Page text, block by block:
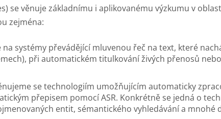
se věnuje základnímu i aplikovanému výzkumu v
zejména:
na systémy převádějící mluvenou řeč na text, které
při automatickém titulkování živých přenosů
se technologiím umožňujícím automaticky
přepisem pomocí ASR. Konkrétně se jedná o
entit, sémantického vyhledávání a mnohé